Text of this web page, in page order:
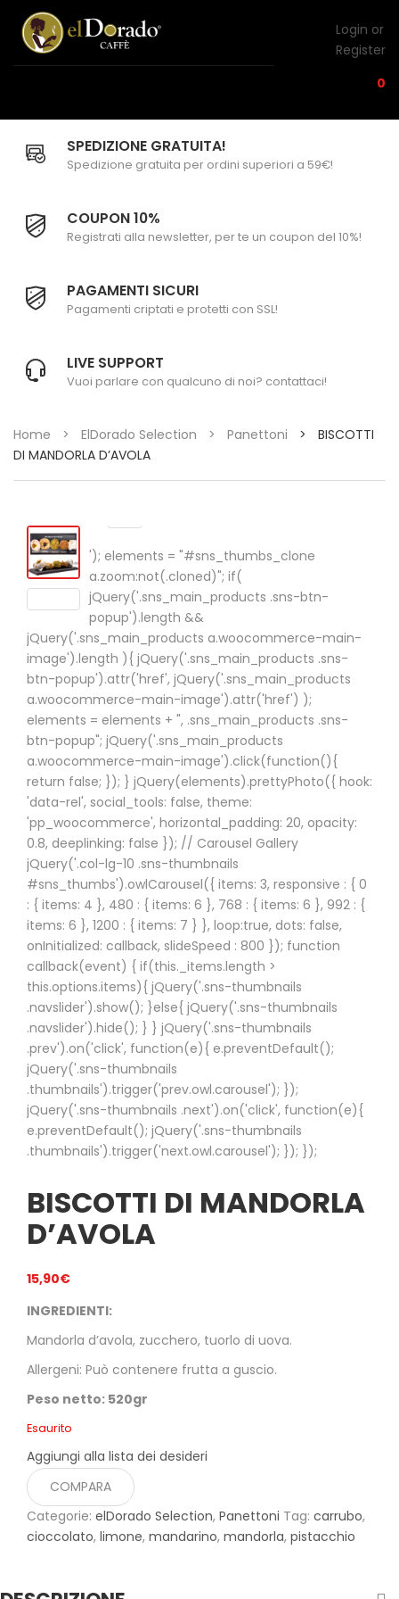
Login or
Register
0
SPEDIZIONE GRATUITA!
Spedizione gratuita per ordini superiori a 59€!
COUPON 10%
Registrati alla newsletter, per te un coupon del 10%!
PAGAMENTI SICURI
Pagamenti criptati e protetti con SSL!
LIVE SUPPORT
Vuoi parlare con qualcuno di noi? contattaci!
Home > ElDorado Selection > Panettoni >
BISCOTTI
DI MANDORLA D’AVOLA
'); elements = "#sns_thumbs_clone
a.zoom:not(.cloned)"; if(
jQuery('.sns_main_products .sns-btn-
popup').length &&
jQuery('.sns_main_products a.woocommerce-main-
image').length ){ jQuery('.sns_main_products .sns-
btn-popup').attr('href', jQuery('.sns_main_products
a.woocommerce-main-image').attr('href') );
elements = elements + ", .sns_main_products .sns-
btn-popup"; jQuery('.sns_main_products
a.woocommerce-main-image').click(function(){
return false; }); } jQuery(elements).prettyPhoto({ hook:
'data-rel', social_tools: false, theme:
'pp_woocommerce', horizontal_padding: 20, opacity:
0.8, deeplinking: false }); // Carousel Gallery
jQuery('.col-lg-10 .sns-thumbnails
#sns_thumbs').owlCarousel({ items: 3, responsive : { 0
: { items: 4 }, 480 : { items: 6 }, 768 : { items: 6 }, 992 : {
items: 6 }, 1200 : { items: 7 } }, loop:true, dots: false,
onInitialized: callback, slideSpeed : 800 }); function
callback(event) { if(this._items.length >
this.options.items){ jQuery('.sns-thumbnails
.navslider').show(); }else{ jQuery('.sns-thumbnails
.navslider').hide(); } } jQuery('.sns-thumbnails
.prev').on('click', function(e){ e.preventDefault();
jQuery('.sns-thumbnails
.thumbnails').trigger('prev.owl.carousel'); });
jQuery('.sns-thumbnails .next').on('click', function(e){
e.preventDefault(); jQuery('.sns-thumbnails
.thumbnails').trigger('next.owl.carousel'); }); });
BISCOTTI DI MANDORLA
D’AVOLA
15,90€
INGREDIENTI:
Mandorla d’avola, zucchero, tuorlo di uova.
Allergeni: Può contenere frutta a guscio.
Peso netto: 520gr
Esaurito
Aggiungi alla lista dei desideri
COMPARA
Categorie: elDorado Selection, Panettoni Tag: carrubo,
cioccolato, limone, mandarino, mandorla, pistacchio